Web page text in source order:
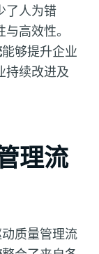
了人为错
高效性。
能够提升企业
持续改进及
理流
质量管理流